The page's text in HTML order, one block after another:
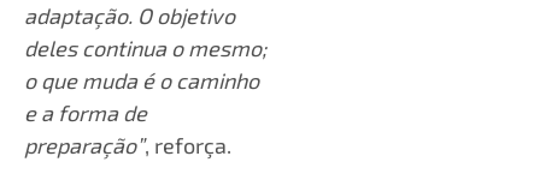
adaptação. O objetivo
deles continua o mesmo;
o que muda é o caminho
e a forma de
preparação”, reforça.